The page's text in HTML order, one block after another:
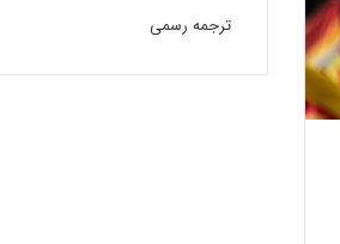
ترجمه رسمی